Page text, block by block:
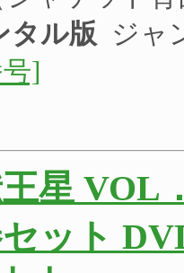
タル版 ジャ
]
星 VOL
ット